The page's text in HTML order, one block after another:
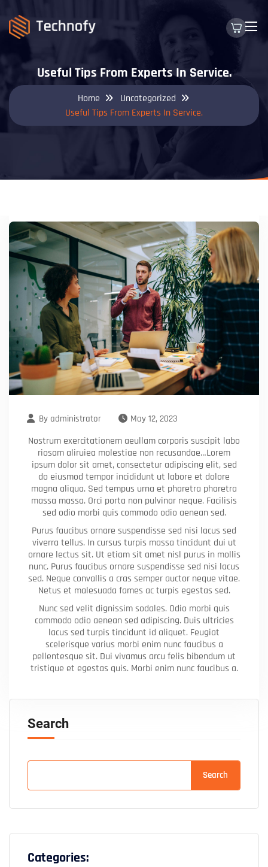
Useful Tips From Experts In Service.
Home
Uncategorized
Useful Tips From Experts In Service.
By administrator May 12, 2023
Nostrum exercitationem aeullam corporis suscipit labo
riosam aliruiea molestiae non recusandae…Lorem
ipsum dolor sit amet, consectetur adipiscing elit, sed
do eiusmod tempor incididunt ut labore et dolore
magna aliqua. Sed tempus urna et pharetra pharetra
massa massa. Orci porta non pulvinar neque. Facilisis
sed odio morbi quis commodo odio aenean sed.
Purus faucibus ornare suspendisse sed nisi lacus sed
viverra tellus. In cursus turpis massa tincidunt dui ut
ornare lectus sit. Ut etiam sit amet nisl purus in mollis
nunc. Purus faucibus ornare suspendisse sed nisi lacus
sed. Neque convallis a cras semper auctor neque vitae.
Netus et malesuada fames ac turpis egestas sed.
Nunc sed velit dignissim sodales. Odio morbi quis
commodo odio aenean sed adipiscing. Duis ultricies
lacus sed turpis tincidunt id aliquet. Feugiat
scelerisque varius morbi enim nunc faucibus a
pellentesque sit. Dui vivamus arcu felis bibendum ut
tristique et egestas quis. Morbi enim nunc faucibus a.
Search
Search
Categories: